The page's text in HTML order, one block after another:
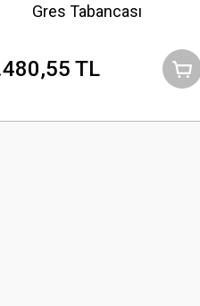
Gres Tabancası
TL